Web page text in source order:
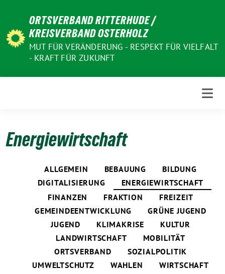
Inhalt
ORTSVERBAND RITTERHUDE /
KREISVERBAND OSTERHOLZ
MUT FÜR VERÄNDERUNG - RESPEKT FÜR VIELFALT
- KRAFT FÜR ZUKUNFT
Energiewirtschaft
ALLGEMEIN BEBAUUNG
BILDUNG
DIGITALISIERUNG
ENERGIEWIRTSCHAFT
FINANZEN
FRAKTION
FREIZEIT
GEMEINDEENTWICKLUNG
GRÜNE JUGEND
JUGEND
KLIMAKRISE
KULTUR
LANDWIRTSCHAFT
MOBILITÄT
ORTSVERBAND
SOZIALPOLITIK
UMWELTSCHUTZ
WAHLEN WIRTSCHAFT